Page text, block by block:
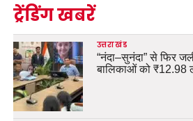
ट्रेंडिंग खबरें
उत्तराखंड
“नंदा–सुनंदा” से फिर
बालिकाओं को ₹12.98